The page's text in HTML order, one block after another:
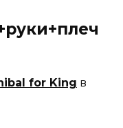
for King в